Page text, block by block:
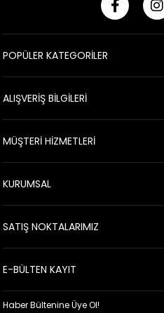
POPÜLER KATEGORİLER
ALIŞVERİŞ BİLGİLERİ
MÜŞTERİ HİZMETLERİ
KURUMSAL
SATIŞ NOKTALARIMIZ
E-BÜLTEN KAYIT
Haber Bültenine Üye Ol!